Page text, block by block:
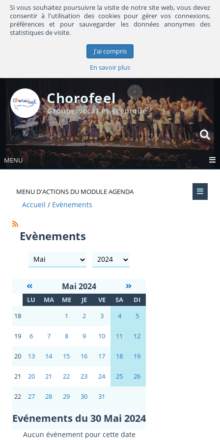
Si vous souhaitez poursuivre la visite de notre site web, vous devez
consentir à l'utilisation des cookies pour gérer vos connexions,
préférences et pour sauvegarder les données anonymes des
statistiques de visite.
J'ai compris
En savoir plus
Chorofeel
Groupe vocal et scénique
MENU
MENU D'ACTIONS DU MODULE AGENDA
Accueil Evènements
Evènements
mois année
Mai 2024
LU MA ME JE VE SA
DI
18
1 2 3 4 5
19 6 7 8 9 10 11 12
20 13 14 15 16 17 18 19
21 20 21 22 23 24 25 26
22 27 28 29 30 31
Evénements du 30 Mai 2024
Aucun événement pour cette date